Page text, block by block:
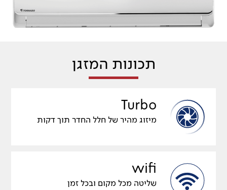
תכונות המזגן
Turbo
מיזוג מהיר של חלל החדר תוך דקות
wifi
שליטה מכל מקום ובכל זמן